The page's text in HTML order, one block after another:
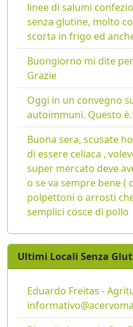
linee di salumi
senza glutine, molto
scorta in frigo ed
Buongiorno mi dite
Grazie
Oggi in un convegno
autoimmuni. Questo
Buona sera, scusate
di essere celiaca ,
super mercato deve
o se va sempre bene
polpettoni o arrosti
semplici cosce di pollo
Ultimi Locali Senza
Eduardo Freitas -